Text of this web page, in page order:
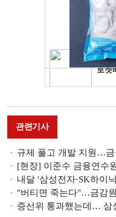
관련기사
규제 풀고 개발 지원…금융위, 금
[현장] 이준수 금융연수원장 “AI·지
내달 '삼성전자·SK하이닉스 2
"버티면 죽는다"…금감원
증선위 통과했는데… 삼